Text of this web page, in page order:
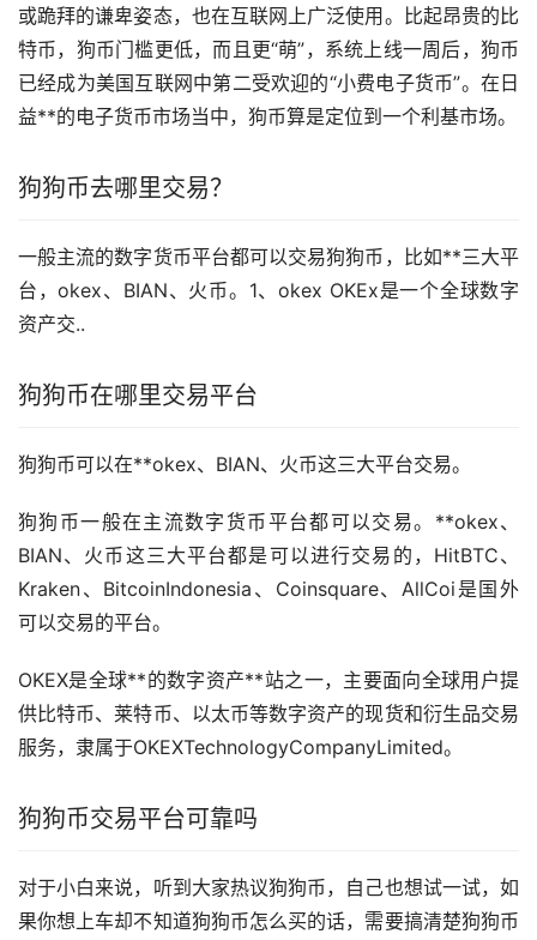
或跪拜的谦卑姿态，也在互联网上广泛使用。比起昂贵的比
特币，狗币门槛更低，而且更“萌”，系统上线一周后，狗币
已经成为美国互联网中第二受欢迎的“小费电子货币”。在日
益**的电子货币市场当中，狗币算是定位到一个利基市场。
狗狗币去哪里交易？
一般主流的数字货币平台都可以交易狗狗币，比如**三大平
台，okex、BIAN、火币。1、okex OKEx是一个全球数字
资产交..
狗狗币在哪里交易平台
狗狗币可以在**okex、BIAN、火币这三大平台交易。
狗狗币一般在主流数字货币平台都可以交易。**okex、
BIAN、火币这三大平台都是可以进行交易的，HitBTC、
Kraken、BitcoinIndonesia、Coinsquare、AllCoi是国外
可以交易的平台。
OKEX是全球**的数字资产**站之一，主要面向全球用户提
供比特币、莱特币、以太币等数字资产的现货和衍生品交易
服务，隶属于OKEXTechnologyCompanyLimited。
狗狗币交易平台可靠吗
对于小白来说，听到大家热议狗狗币，自己也想试一试，如
果你想上车却不知道狗狗币怎么买的话，需要搞清楚狗狗币